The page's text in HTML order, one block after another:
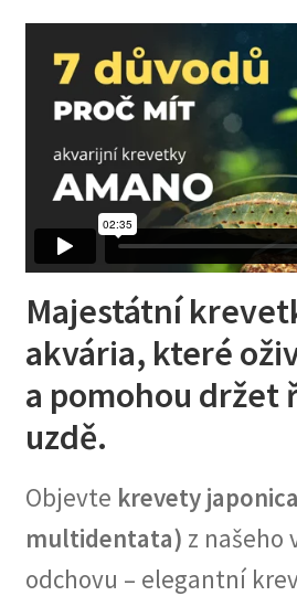
Majestátní
akvária, které
a pomohou držet
uzdě.
Objevte krevety
multidentata) z našeho
odchovu – elegantní